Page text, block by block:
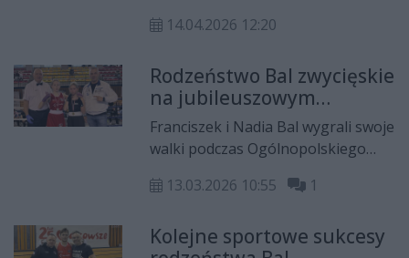
Mazowsza Młodzików, które 11
Dworze Mazowieckim. Rodzeństwo
Bal już za dwa tygodnie powalczy o
medale mistrzostw Polski.
14.04.2026 12:20
Rodzeństwo Bal zwycięskie
na jubileuszowym
turnieju w Radomiu
Franciszek i Nadia Bal wygrali swoje
walki podczas Ogólnopolskiego
BTS 1926 Broń Radom. Dla Nadii
bokserskim ringu.
13.03.2026 10:55 1
Kolejne sportowe sukcesy